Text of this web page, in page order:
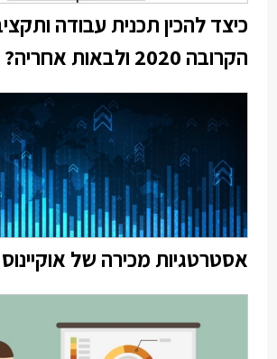
כיצד להכין תכנית עבודה
הקרובה 2020 ולבאות אחריה?
אסטרטגיות מכירה של